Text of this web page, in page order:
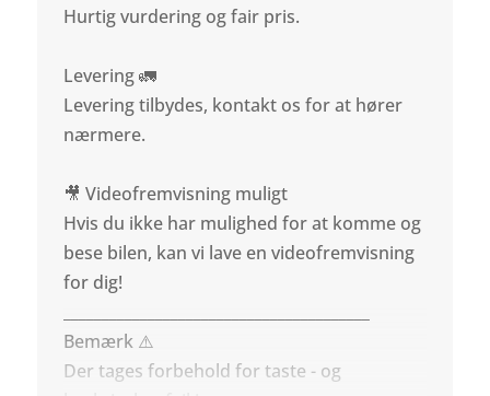
Hurtig vurdering og fair pris.
Levering 🚛
Levering tilbydes, kontakt os for at hører
nærmere.
🎥 Videofremvisning muligt
Hvis du ikke har mulighed for at komme og
bese bilen, kan vi lave en videofremvisning
for dig!
Bemærk ⚠️
Der tages forbehold for taste - og